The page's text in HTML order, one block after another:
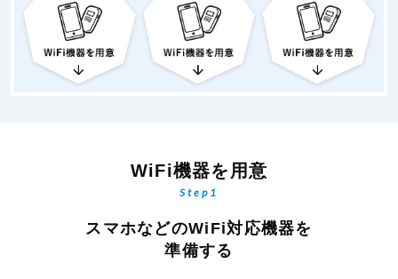
WiFi機器を用意
Step1
スマホなどのWiFi対応機器を
準備する